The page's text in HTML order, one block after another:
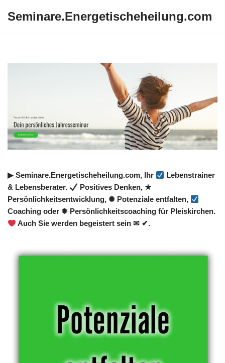
Seminare.Energetischeheilung.com
▶︎ Seminare.Energetischeheilung.com, Ihr
Lebenstrainer
& Lebensberater.
Positives Denken, ★
Persönlichkeitsentwicklung, ✺ Potenziale entfalten,
Coaching oder ✹ Persönlichkeitscoaching für Pleiskirchen.
Auch Sie werden begeistert sein ✉ ✔.